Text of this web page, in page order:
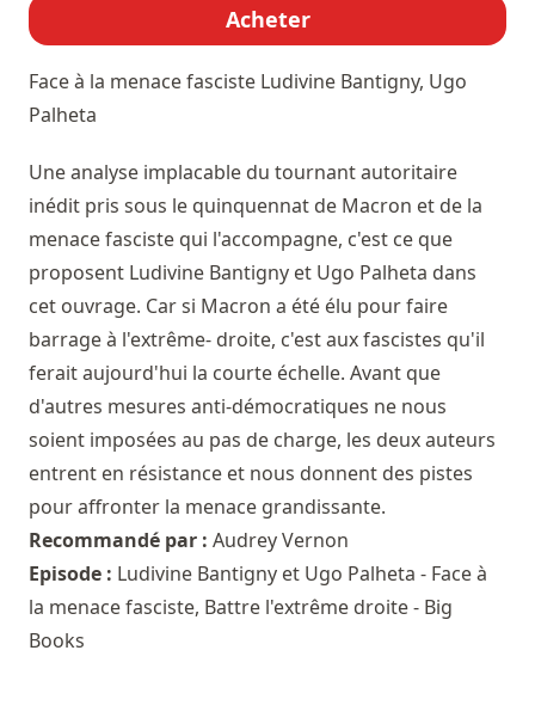
Acheter
Face à la menace fasciste Ludivine Bantigny, Ugo
Palheta
Une analyse implacable du tournant autoritaire
inédit pris sous le quinquennat de Macron et de la
menace fasciste qui l'accompagne, c'est ce que
proposent Ludivine Bantigny et Ugo Palheta dans
cet ouvrage. Car si Macron a été élu pour faire
barrage à l'extrême- droite, c'est aux fascistes qu'il
ferait aujourd'hui la courte échelle. Avant que
d'autres mesures anti-démocratiques ne nous
soient imposées au pas de charge, les deux auteurs
entrent en résistance et nous donnent des pistes
pour affronter la menace grandissante.
Recommandé par : Audrey Vernon
Episode : Ludivine Bantigny et Ugo Palheta - Face à
la menace fasciste, Battre l'extrême droite⁠ - Big
Books